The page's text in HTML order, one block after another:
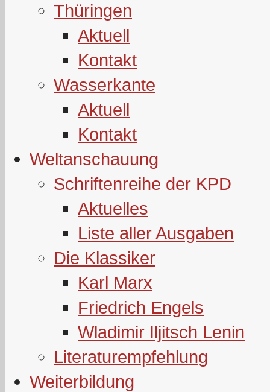
Thüringen
Aktuell
Kontakt
Wasserkante
Aktuell
Kontakt
Weltanschauung
Schriftenreihe der KPD
Aktuelles
Liste aller Ausgaben
Die Klassiker
Karl Marx
Friedrich Engels
Wladimir Iljitsch Lenin
Literaturempfehlung
Weiterbildung